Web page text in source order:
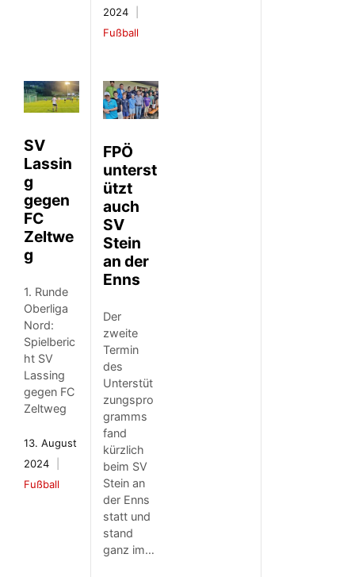
2024
Fußball
SV
Lassin
g
gegen
FC
Zeltwe
g
1. Runde
Oberliga
Nord:
Spielberic
ht SV
Lassing
gegen FC
Zeltweg
13. August
2024
Fußball
FPÖ
unterst
ützt
auch
SV
Stein
an der
Enns
Der
zweite
Termin
des
Unterstüt
zungspro
gramms
fand
kürzlich
beim SV
Stein an
der Enns
statt und
stand
ganz im…